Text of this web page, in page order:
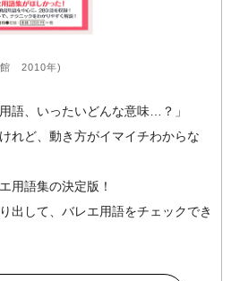
館 2010年)
語、いったいどんな意味…？」
れど、動き方がイマイチわからな
用語集の決定版！
出して、バレエ用語をチェックでき